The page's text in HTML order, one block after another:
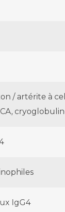
/ artérite à
IgG4